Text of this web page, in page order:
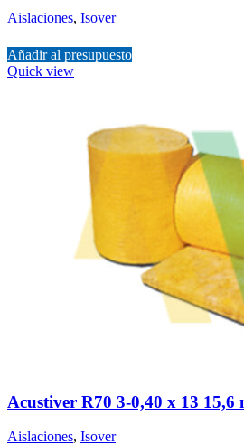
Aislaciones, Isover
Añadir al presupuesto
Quick view
Acustiver R70 3-0,40 x 13 15,6
Aislaciones, Isover